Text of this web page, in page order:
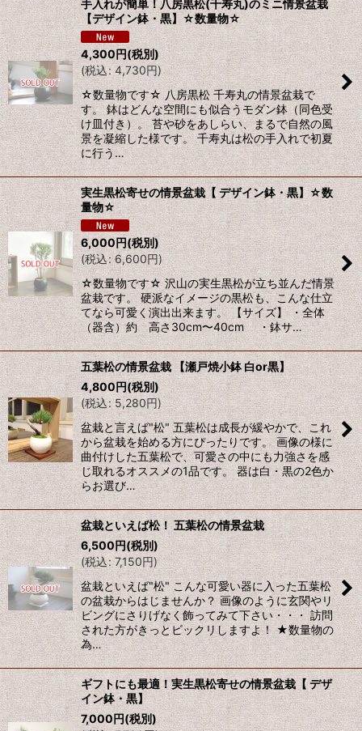
手入れが簡単！八房黒松(千寿丸)のミニ情景盆栽
【デザイン鉢・黒】☆数量物☆
4,300円(税別)
(税込: 4,730円)
☆数量物です☆ 八房黒松 千寿丸の情景盆栽で
す。 鉢はどんな空間にも似合うモダン鉢（同色受
け皿付き）。 苔や砂をあしらい、まるで自然の風
景を凝縮した様です。 千寿丸は松の手入れで初夏
に行う…
実生黒松寄せの情景盆栽【 デザイン鉢・黒】☆数
量物☆
6,000円(税別)
(税込: 6,600円)
☆数量物です☆ 沢山の実生黒松が立ち並んだ情景
盆栽です。 硬派なイメージの黒松も、こんな仕立
てなら可愛く演出出来ます。 【サイズ】 ・全体
（器含）約 高さ30cm〜40cm ・鉢サ…
五葉松の情景盆栽 【瀬戸焼小鉢 白or黒】
4,800円(税別)
(税込: 5,280円)
盆栽と言えば"松" 五葉松は成長が緩やかで、これ
から盆栽を始める方にぴったりです。 画像の様に
曲付けした五葉松で、可愛さの中にも力強さを感
じ取れるオススメの1品です。 器は白・黒の2色か
らお選び…
盆栽といえば松！ 五葉松の情景盆栽
6,500円(税別)
(税込: 7,150円)
盆栽といえば"松" こんな可愛い器に入った五葉松
の盆栽からはじませんか？ 画像のように玄関やリ
ビングにさりげなく飾ってみて下さい・・・ 訪問
された方がきっとビックリしますよ！ ★数量物の
為…
ギフトにも最適！実生黒松寄せの情景盆栽【 デザ
イン鉢・黒】
7,000円(税別)